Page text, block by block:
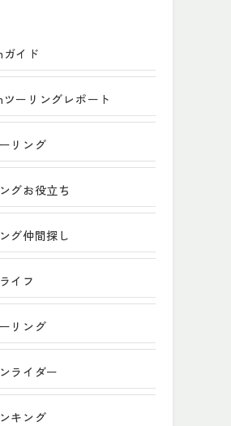
ガイド
ツーリングレポート
リング
グお役立ち
グ仲間探し
イフ
リング
ライダー
キング